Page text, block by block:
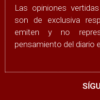
Las opiniones
son de exclusiva
emiten y no
pensamiento del diario